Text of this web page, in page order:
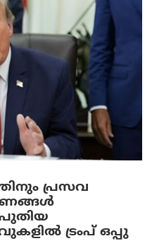
പ്രസവ
ട്രംപ് ഒപ്പു